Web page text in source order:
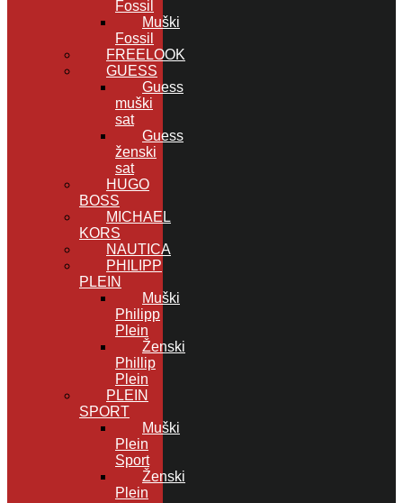
Fossil
Muški
Fossil
FREELOOK
GUESS
Guess
muški
sat
Guess
ženski
sat
HUGO
BOSS
MICHAEL
KORS
NAUTICA
PHILIPP
PLEIN
Muški
Philipp
Plein
Ženski
Phillip
Plein
PLEIN
SPORT
Muški
Plein
Sport
Ženski
Plein